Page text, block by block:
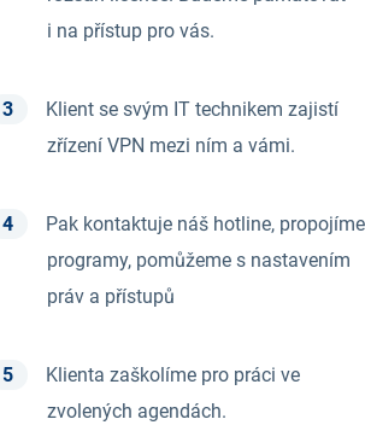
i na přístup pro vás.
Klient se svým IT technikem zajistí
zřízení VPN mezi ním a vámi.
Pak kontaktuje náš hotline, propojíme
programy, pomůžeme s nastavením
práv a přístupů
Klienta zaškolíme pro práci ve
zvolených agendách.